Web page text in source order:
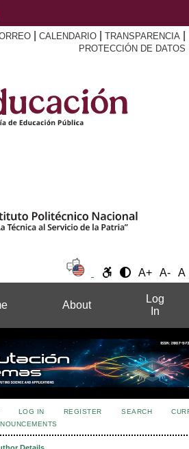
CALENDARIO TRANSPARENCIA
PROTECCIÓN DE DATOS
A+ A- A
About
Log
In
LOG IN REGISTER SEARCH